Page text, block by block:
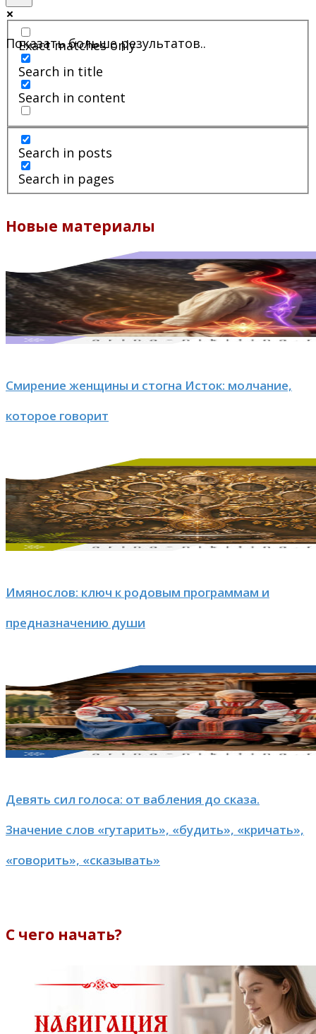
Показать больше результатов..
Exact matches only
Search in title
Search in content
Search in posts
Search in pages
Новые материалы
Смирение женщины и стогна Исток: молчание,
которое говорит
Имянослов: ключ к родовым программам и
предназначению души
Девять сил голоса: от вабления до сказа.
Значение слов «гутарить», «будить», «кричать»,
«говорить», «сказывать»
С чего начать?